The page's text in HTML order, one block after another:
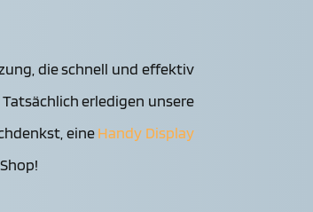
die schnell und effektiv
erledigen unsere
eineHandy Display